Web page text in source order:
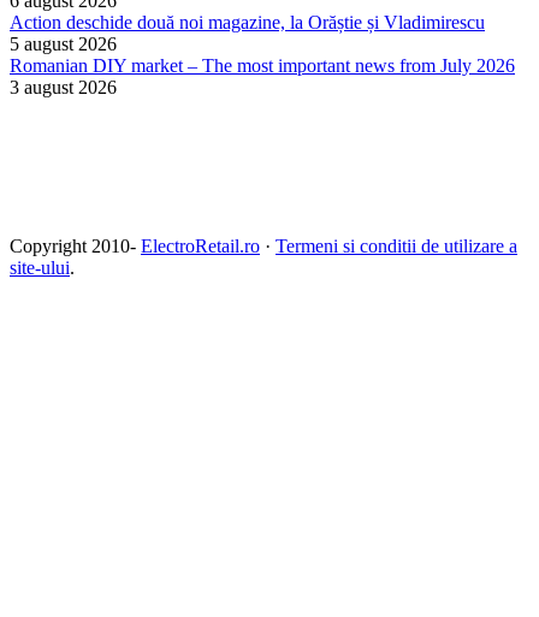
Action deschide două noi magazine, la Orăștie și Vladimirescu
5 august 2026
Romanian DIY market – The most important news from July 2026
3 august 2026
Copyright 2010- ElectroRetail.ro · Termeni si conditii de utilizare a
site-ului.